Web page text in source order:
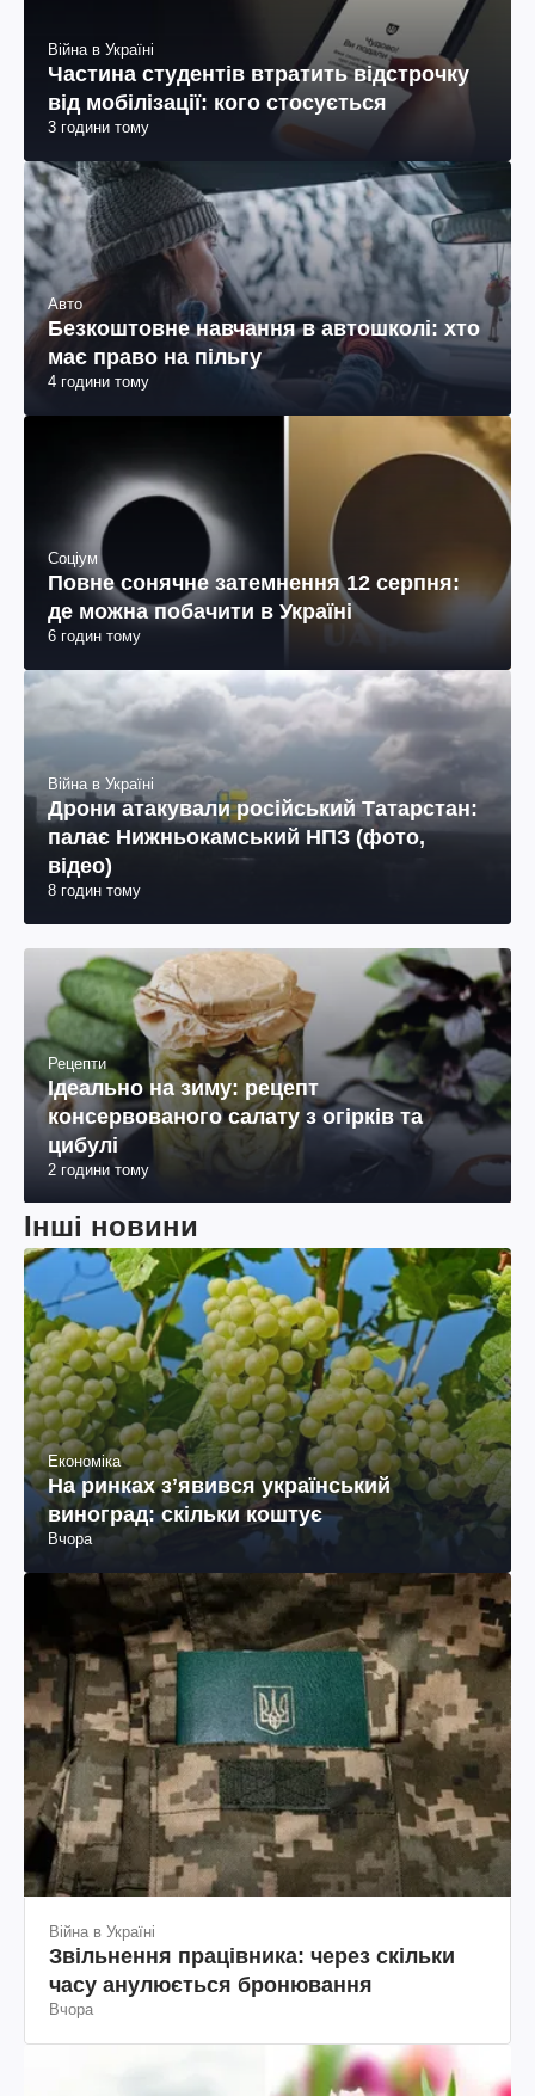
Війна в Україні
Частина студентів втратить відстрочку
від мобілізації: кого стосується
3 години тому
Авто
Безкоштовне навчання в автошколі: хто
має право на пільгу
4 години тому
Соціум
Повне сонячне затемнення 12 серпня:
де можна побачити в Україні
6 годин тому
Війна в Україні
Дрони атакували російський Татарстан:
палає Нижньокамський НПЗ (фото,
відео)
8 годин тому
Рецепти
Ідеально на зиму: рецепт
консервованого салату з огірків та
цибулі
2 години тому
Інші новини
Економіка
На ринках зʼявився український
виноград: скільки коштує
Вчора
Війна в Україні
Звільнення працівника: через скільки
часу анулюється бронювання
Вчора